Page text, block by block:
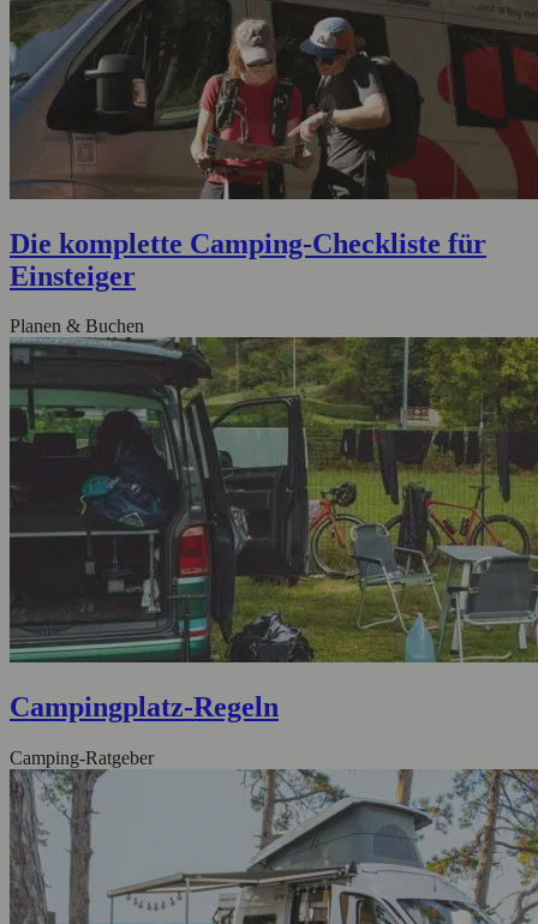
Die komplette Camping-Checkliste für
Einsteiger
Planen & Buchen
Campingplatz-Regeln
Camping-Ratgeber